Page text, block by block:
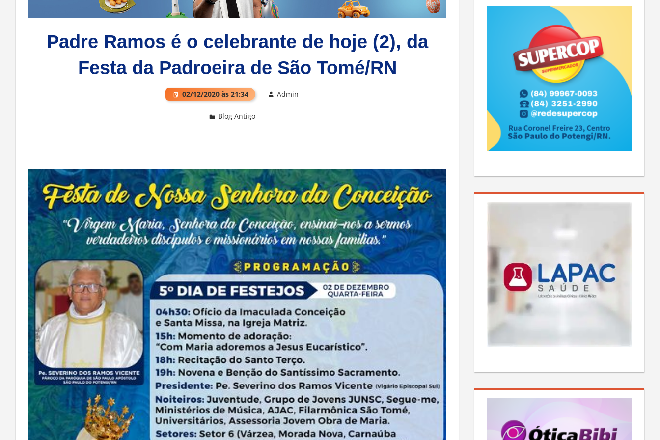
Padre Ramos é o celebrante de hoje (2), da
Festa da Padroeira de São Tomé/RN
02/12/2020 às 21:34 Admin
Blog Antigo